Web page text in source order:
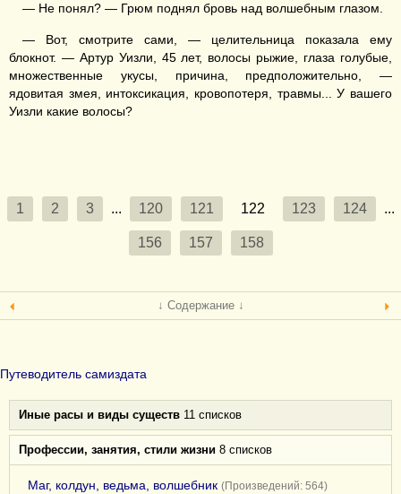
— Не понял? — Грюм поднял бровь над волшебным глазом.
— Вот, смотрите сами, — целительница показала ему
блокнот. — Артур Уизли, 45 лет, волосы рыжие, глаза голубые,
множественные укусы, причина, предположительно, —
ядовитая змея, интоксикация, кровопотеря, травмы... У вашего
Уизли какие волосы?
1 2 3 ... 120 121 122 123 124 ...
156 157 158
↓ Содержание ↓
Путеводитель самиздата
Иные расы и виды существ 11 списков
Профессии, занятия, стили жизни 8 списков
Маг, колдун, ведьма, волшебник (Произведений: 564)